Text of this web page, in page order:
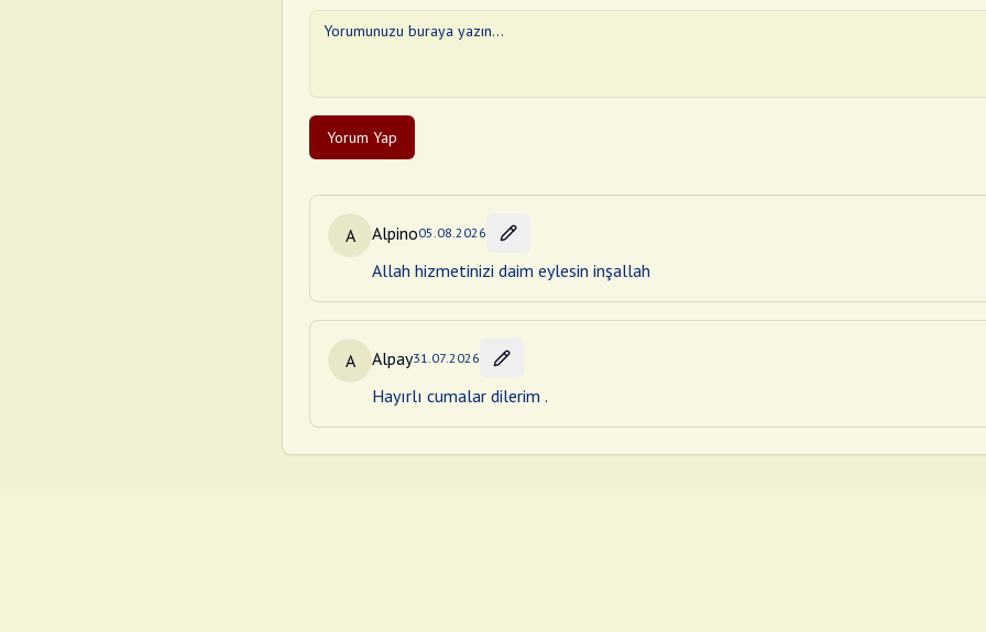
Yorum Yap
A Alpino05.08.2026
Allah hizmetinizi daim eylesin inşallah
A Alpay31.07.2026
Hayırlı cumalar dilerim .